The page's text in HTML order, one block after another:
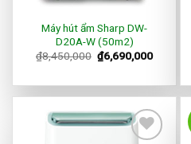
Máy hút ẩm Sharp DW-
D20A-W (50m2)
₫8,450,000 ₫6,690,000